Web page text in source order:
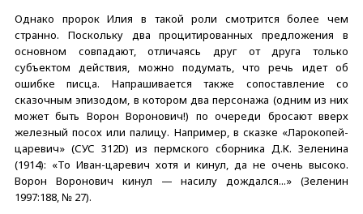
Однако пророк Илия в такой роли смотрится более чем
странно. Поскольку два процитированных предложения в
основном совпадают, отличаясь друг от друга только
субъектом действия, можно подумать, что речь идет об
ошибке писца. Напрашивается также сопоставление со
сказочным эпизодом, в котором два персонажа (одним из них
может быть Ворон Воронович!) по очереди бросают вверх
железный посох или палицу. Например, в сказке «Ларокопей-
царевич» (СУС 312D) из пермского сборника Д.К. Зеленина
(1914): «То Иван-царевич хотя и кинул, да не очень высоко.
Ворон Воронович кинул — насилу дождался...» (Зеленин
1997:188, № 27).